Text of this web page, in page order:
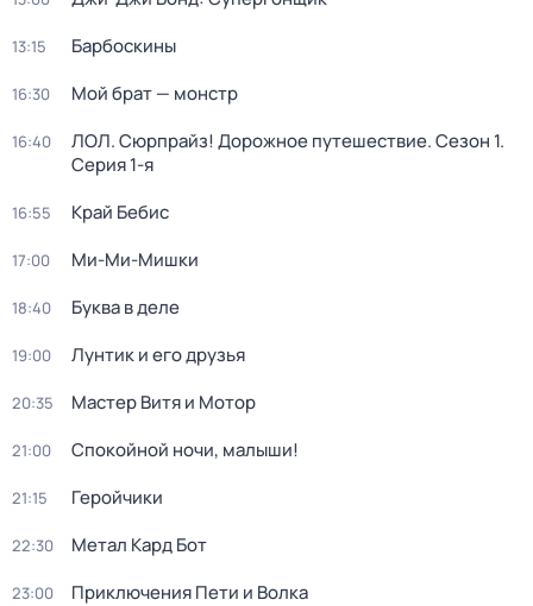
13:15 Барбоскины
16:30 Мой брат — монстр
16:40 ЛОЛ. Сюрпрайз! Дорожное путешествие. Сезон 1.
Серия 1-я
16:55 Край Бебис
17:00 Ми-Ми-Мишки
18:40 Буква в деле
19:00 Лунтик и его друзья
20:35 Мастер Витя и Мотор
21:00 Спокойной ночи, малыши!
21:15 Геройчики
22:30 Метал Кард Бот
23:00 Приключения Пети и Волка